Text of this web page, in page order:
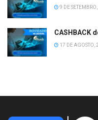
9 DE
CASHBACK
17 DE AGOSTO,